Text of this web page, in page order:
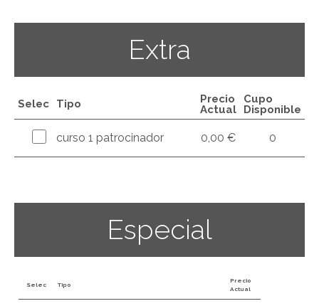
Extra
Selec Tipo
Precio
Actual
Cupo
Disponible
curso 1 patrocinador 0,00 € 0
Especial
Selec Tipo
Precio
Actual